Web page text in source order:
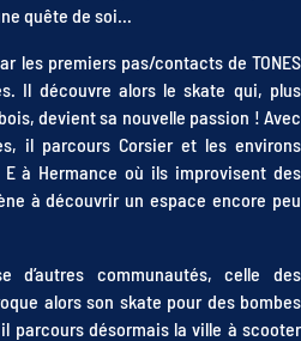
quête de soi…
les premiers pas/contacts de TONES
Il découvre alors le skate qui, plus
devient sa nouvelle passion ! Avec
il parcours Corsier et les environs
E à Hermance où ils improvisent des
à découvrir un espace encore peu
d’autres communautés, celle des
alors son skate pour des bombes
parcours désormais la ville à scooter